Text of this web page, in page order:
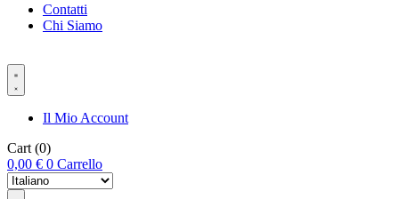
Contatti
Chi Siamo
Il Mio Account
Cart (0)
0,00 € 0 Carrello